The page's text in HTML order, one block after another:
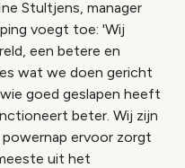
Stultjens, manager
voegt toe: 'Wij
een betere en
wat we doen gericht
goed geslapen heeft
beter. Wij zijn
ervoor zorgt
uit het